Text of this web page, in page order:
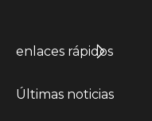
enlaces rápidos
Últimas noticias